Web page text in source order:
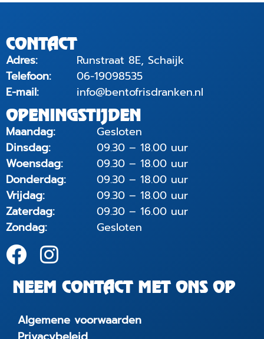
CONTACT
Adres:
Telefoon:
E-mail:
Runstraat 8E, Schaijk
06-19098535
info@bentofrisdranken.nl
OPENINGSTIJDEN
Maandag:
Dinsdag:
Woensdag:
Donderdag:
Vrijdag:
Zaterdag:
Zondag:
Gesloten
09.30 – 18.00 uur
09.30 – 18.00 uur
09.30 – 18.00 uur
09.30 – 18.00 uur
09.30 – 16.00 uur
Gesloten
NEEM CONTACT MET ONS OP
Algemene voorwaarden